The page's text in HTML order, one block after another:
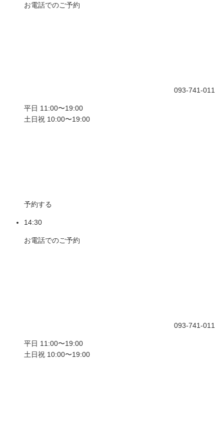
お電話でのご予約
093-741-011
平日 11:00〜19:00
土日祝 10:00〜19:00
予約する
14:30
お電話でのご予約
093-741-011
平日 11:00〜19:00
土日祝 10:00〜19:00